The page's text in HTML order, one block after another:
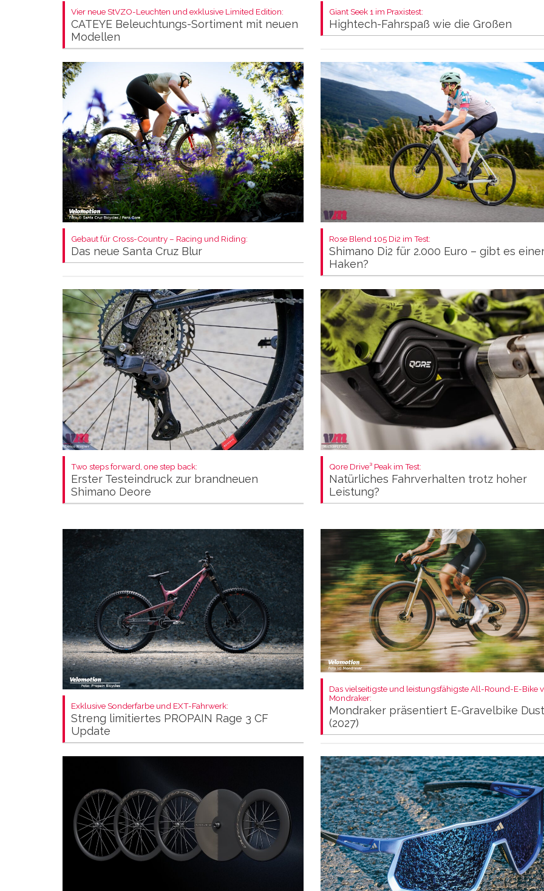
Vier neue StVZO-Leuchten und exklusive Limited Edition:
CATEYE Beleuchtungs-Sortiment mit neuen
Modellen
Giant Seek 1 im Praxistest:
Hightech-Fahrspaß wie die Großen
Gebaut für Cross-Country – Racing und Riding:
Das neue Santa Cruz Blur
Rose Blend 105 Di2 im Test:
Shimano Di2 für 2.000 Euro – gibt es
Haken?
Two steps forward, one step back:
Erster Testeindruck zur brandneuen
Shimano Deore
Qore Drive³ Peak im Test:
Natürliches Fahrverhalten trotz hoher
Leistung?
Exklusive Sonderfarbe und EXT-Fahrwerk:
Streng limitiertes PROPAIN Rage 3 CF
Update
Das vielseitigste und leistungsfähigste All-Round-E-Bike
Mondraker:
Mondraker präsentiert E-Gravelbike
(2027)